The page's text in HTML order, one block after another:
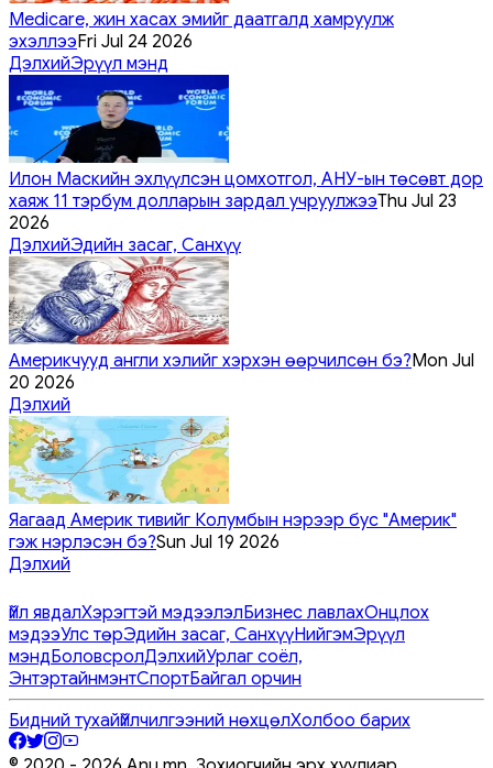
Medicare, жин хасах эмийг даатгалд хамруулж
эхэллээFri Jul 24 2026
ДэлхийЭрүүл мэнд
Илон Маскийн эхлүүлсэн цомхотгол, АНУ-ын төсөвт дор
хаяж 11 тэрбум долларын зардал учруулжээThu Jul 23
2026
ДэлхийЭдийн засаг, Санхүү
Америкчууд англи хэлийг хэрхэн өөрчилсөн бэ?Mon Jul
20 2026
Дэлхий
Яагаад Америк тивийг Колумбын нэрээр бус "Америк"
гэж нэрлэсэн бэ?Sun Jul 19 2026
Дэлхий
Үйл явдалХэрэгтэй мэдээлэлБизнес лавлахОнцлох
мэдээУлс төрЭдийн засаг, СанхүүНийгэмЭрүүл
мэндБоловсролДэлхийУрлаг соёл,
ЭнтэртайнмэнтСпортБайгал орчин
Бидний тухайҮйлчилгээний нөхцөлХолбоо барих